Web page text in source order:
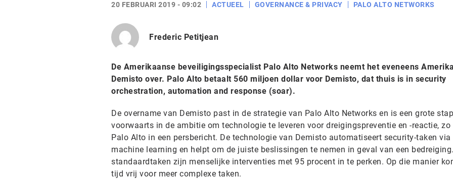
20 FEBRUARI 2019 - 09:02 ACTUEEL GOVERNANCE & PRIVACY PALO ALTO NETWORKS
Frederic Petitjean
De Amerikaanse beveiligingsspecialist Palo Alto Networks neemt het eveneens
Demisto over. Palo Alto betaalt 560 miljoen dollar voor Demisto, dat thuis is in security
orchestration, automation and response (soar).
De overname van Demisto past in de strategie van Palo Alto Networks en is een grote stap
voorwaarts in de ambitie om technologie te leveren voor dreigingspreventie en -reactie,
Palo Alto in een persbericht. De technologie van Demisto automatiseert security-taken via
machine learning en helpt om de juiste beslissingen te nemen in geval van een
standaardtaken zijn menselijke interventies met 95 procent in te perken. Op die manier
tijd vrij voor meer complexe taken.